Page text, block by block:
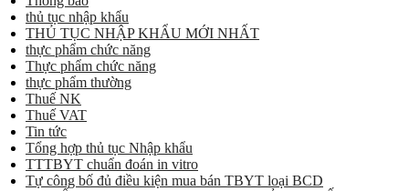
thủ tục nhập khẩu
THỦ TỤC NHẬP KHẨU MỚI NHẤT
thực phẩm chức năng
Thực phẩm chức năng
thực phẩm thường
Thuế NK
Thuế VAT
Tin tức
Tổng hợp thủ tục Nhập khẩu
TTTBYT chuẩn đoán in vitro
Tự công bố đủ điều kiện mua bán TBYT loại BCD